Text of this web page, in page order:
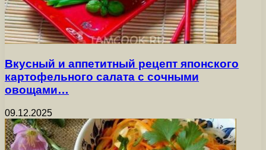
Вкусный и аппетитный рецепт японского
картофельного салата с сочными
овощами…
09.12.2025